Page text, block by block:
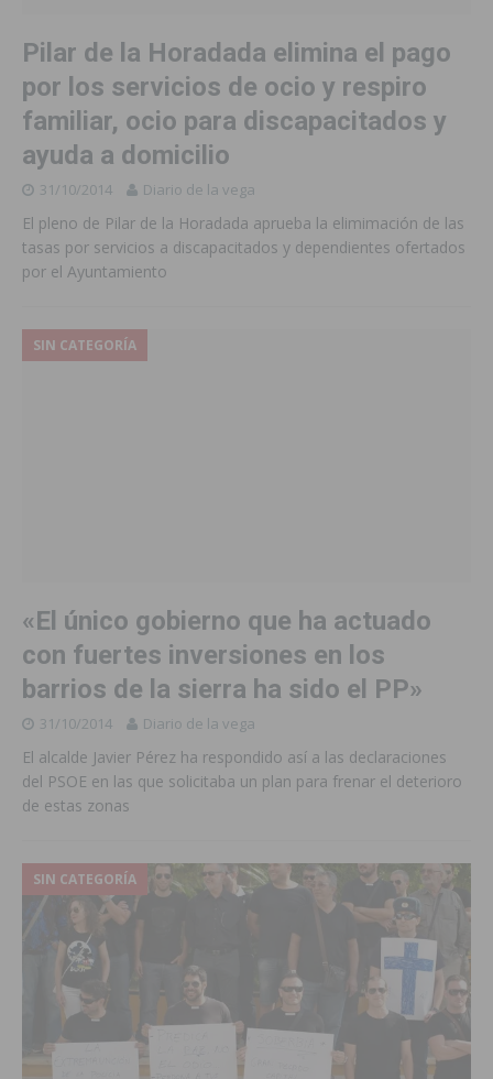
Pilar de la Horadada elimina el pago
por los servicios de ocio y respiro
familiar, ocio para discapacitados y
ayuda a domicilio
31/10/2014 Diario de la vega
El pleno de Pilar de la Horadada aprueba la elimimación de las
tasas por servicios a discapacitados y dependientes ofertados
por el Ayuntamiento
SIN CATEGORÍA
«El único gobierno que ha actuado
con fuertes inversiones en los
barrios de la sierra ha sido el PP»
31/10/2014 Diario de la vega
El alcalde Javier Pérez ha respondido así a las declaraciones
del PSOE en las que solicitaba un plan para frenar el deterioro
de estas zonas
SIN CATEGORÍA